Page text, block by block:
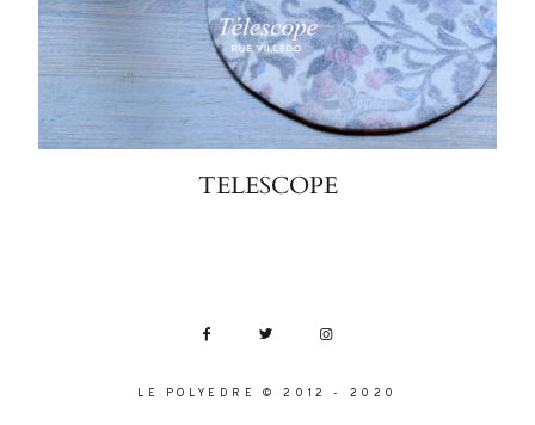
TELESCOPE
LE POLYEDRE © 2012 - 2020